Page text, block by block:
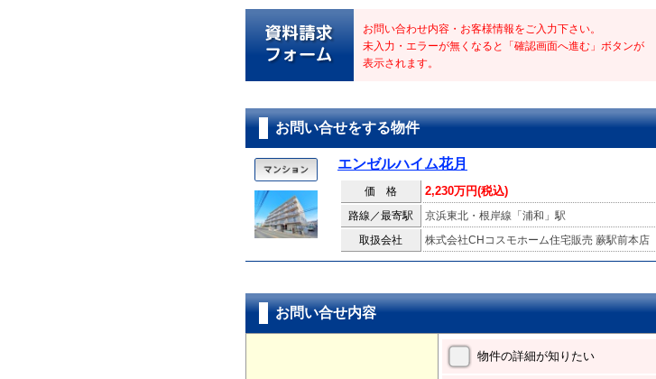
お問い合わせ内容・お客様情報をご入力下さい。
未入力・エラーが無くなると「確認画面へ進む」ボタンが
表示されます。
お問い合せをする物件
エンゼルハイム花月
価 格 2,230万円(税込)
路線／最寄駅
京浜東北・根岸線「浦和」駅
取扱会社
株式会社CHコスモホーム住宅販売 蕨駅前本店
お問い合せ内容
物件の詳細が知りたい